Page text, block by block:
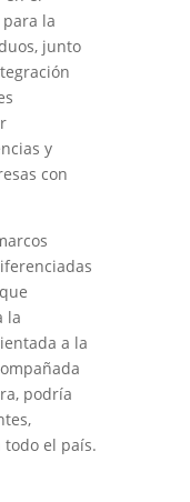
la
junto
y
con
la
a la
podría
el país.